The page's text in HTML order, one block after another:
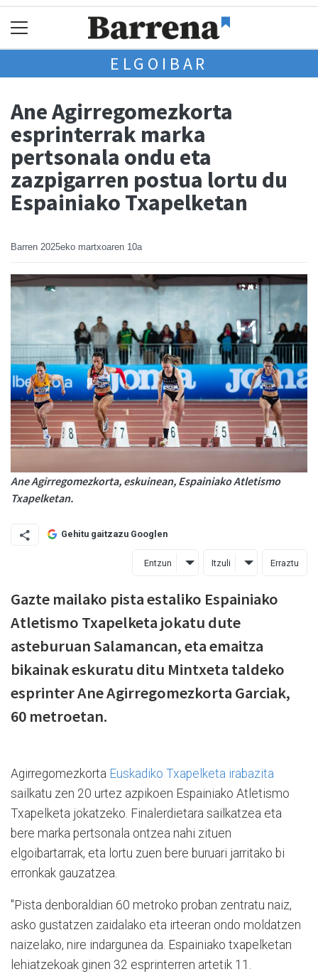
ELGOIBAR
Ane Agirregomezkorta
esprinterrak marka
pertsonala ondu eta
zazpigarren postua lortu du
Espainiako Txapelketan
Barren 2025eko martxoaren 10a
Ane Agirregomezkorta, eskuinean, Espainiako Atletismo
Txapelketan.
Gehitu gaitzazu Googlen
Entzun Itzuli Erraztu
Gazte mailako pista estaliko Espainiako
Atletismo Txapelketa jokatu dute
asteburuan Salamancan, eta emaitza
bikainak eskuratu ditu Mintxeta taldeko
esprinter Ane Agirregomezkorta Garciak,
60 metroetan.
Agirregomezkorta Euskadiko Txapelketa irabazita
sailkatu zen 20 urtez azpikoen Espainiako Atletismo
Txapelketa jokatzeko. Finalerdietara sailkatzea eta
bere marka pertsonala ontzea nahi zituen
elgoibartarrak, eta lortu zuen bere buruari jarritako bi
erronkak gauzatzea.
"Pista denboraldian 60 metroko proban zentratu naiz,
asko gustatzen zaidalako eta irteeran ondo moldatzen
naizelako, nire indargunea da. Espainiako txapelketan
lehiatzekoak ginen 32 esprinterren artetik 11.